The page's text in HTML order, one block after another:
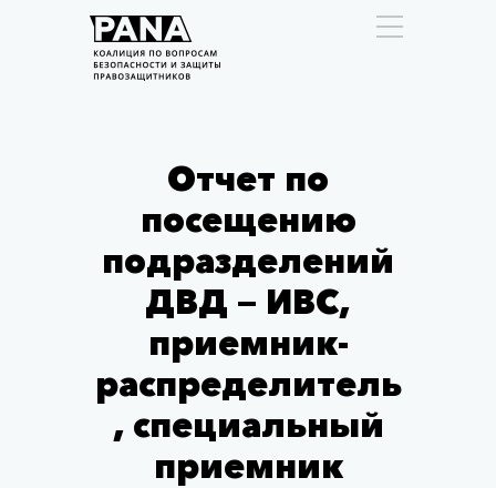
Отчет по
посещению
подразделений
ДВД — ИВС,
приемник-
распределитель
, специальный
приемник